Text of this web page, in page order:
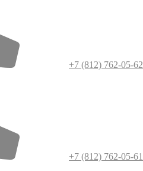
+7 (812) 762-05-62
+7 (812) 762-05-61